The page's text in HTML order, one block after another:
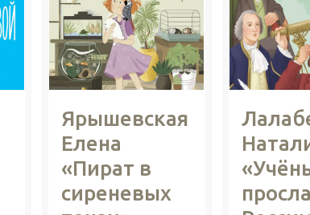
Ярышевская
Елена
«Пират в
сиреневых